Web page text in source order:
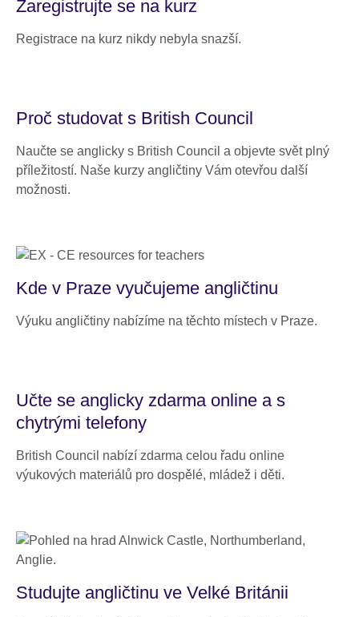
Zaregistrujte se na kurz
Registrace na kurz nikdy nebyla snazší.
Proč studovat s British Council
Naučte se anglicky s British Council a objevte svět plný
příležitostí. Naše kurzy angličtiny Vám otevřou další
možnosti.
Kde v Praze vyučujeme angličtinu
Výuku angličtiny nabízíme na těchto místech v Praze.
Učte se anglicky zdarma online a s
chytrými telefony
British Council nabízí zdarma celou řadu online
výukových materiálů pro dospělé, mládež i děti.
Studujte angličtinu ve Velké Británii